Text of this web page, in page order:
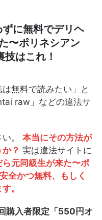
に無料でデリヘ
〜ポリネシアン
はこれ！
無料で読みたい」と
raw」などの違法サ
。 本当にその方法が
？ 実は違法サイトに
元同級生が来た〜ポ
全かつ無料、もしく
。
購入者限定「550円オ